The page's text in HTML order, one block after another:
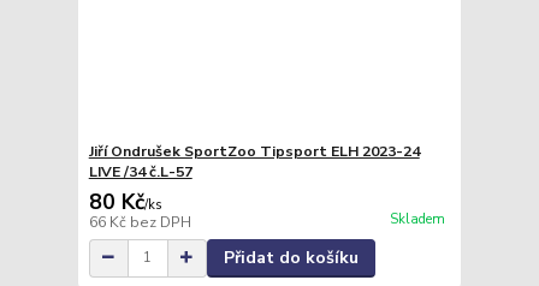
Jiří Ondrušek SportZoo Tipsport ELH 2023-24
LIVE /34 č.L-57
80 Kč/ks
66 Kč bez DPH Skladem
Přidat do košíku